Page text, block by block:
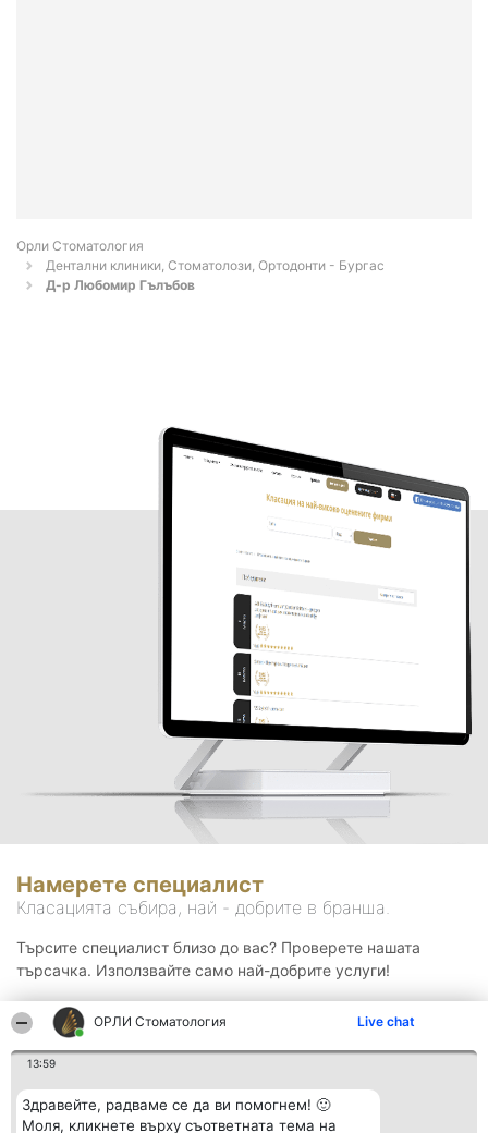
ОРЛИ Стоматология Live chat
13:59
Здравейте, радваме се да ви помогнем! 🙂
Моля, кликнете върху съответната тема на
Орли Стоматология
Дентални клиники, Стоматолози, Ортодонти - Бургас
Д-р Любомир Гълъбов
Намерете специалист
Класацията събира, най - добрите в бранша.
Търсите специалист близо до вас? Проверете нашата
търсачка. Използвайте само най-добрите услуги!